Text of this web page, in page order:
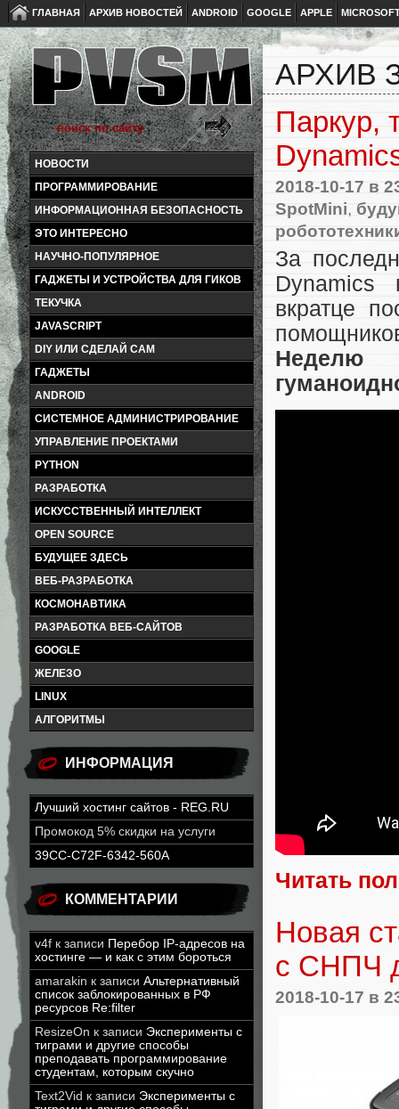
ГЛАВНАЯ АРХИВ НОВОСТЕЙ ANDROID GOOGLE APPLE
НОВОСТИ
ПРОГРАММИРОВАНИЕ
ИНФОРМАЦИОННАЯ БЕЗОПАСНОСТЬ
ЭТО ИНТЕРЕСНО
НАУЧНО-ПОПУЛЯРНОЕ
ГАДЖЕТЫ И УСТРОЙСТВА ДЛЯ ГИКОВ
ТЕКУЧКА
JAVASCRIPT
DIY ИЛИ СДЕЛАЙ САМ
ГАДЖЕТЫ
ANDROID
СИСТЕМНОЕ АДМИНИСТРИРОВАНИЕ
УПРАВЛЕНИЕ ПРОЕКТАМИ
PYTHON
РАЗРАБОТКА
ИСКУССТВЕННЫЙ ИНТЕЛЛЕКТ
OPEN SOURCE
БУДУЩЕЕ ЗДЕСЬ
ВЕБ-РАЗРАБОТКА
КОСМОНАВТИКА
РАЗРАБОТКА ВЕБ-САЙТОВ
GOOGLE
ЖЕЛЕЗО
LINUX
АЛГОРИТМЫ
ИНФОРМАЦИЯ
Лучший хостинг сайтов - REG.RU
Промокод 5% скидки на услуги
39CC-C72F-6342-560A
КОММЕНТАРИИ
v4f к записи Перебор IP-адресов на
хостинге — и как с этим бороться
amarakin к записи Альтернативный
список заблокированных в РФ
ресурсов Re:filter
ResizeOn к записи Эксперименты с
тиграми и другие способы
преподавать программирование
студентам, которым скучно
Text2Vid к записи Эксперименты с
АРХИВ
Паркур,
2018-10-17 в
SpotMini,
За
Dynamics
вкратце
Неделю
Читать
Новая
с СНПЧ
2018-10-17 в